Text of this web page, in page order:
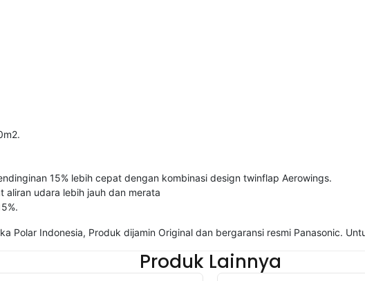
15% lebih cepat dengan kombinasi design twinflap Aerowings.
aliran udara lebih jauh dan merata
Polar Indonesia, Produk dijamin Original dan bergaransi resmi Panasonic.
Produk Lainnya